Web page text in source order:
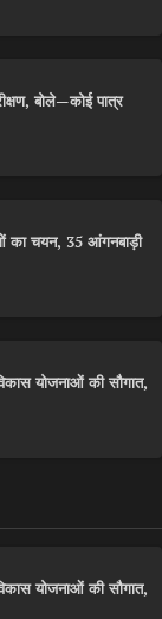
बोले—कोई पात्र
का चयन, 35 आंगनबाड़ी
योजनाओं की सौगात,
योजनाओं की सौगात,